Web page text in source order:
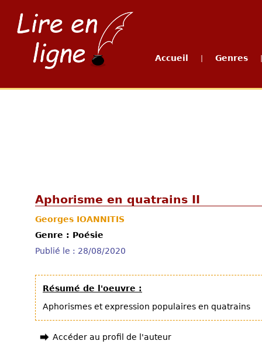
Accueil Genres
Aphorisme en quatrains II
Georges IOANNITIS
Genre : Poésie
Publié le : 28/08/2020
Résumé de l'oeuvre :
Aphorismes et expression populaires en quatrains
Accéder au profil de l'auteur